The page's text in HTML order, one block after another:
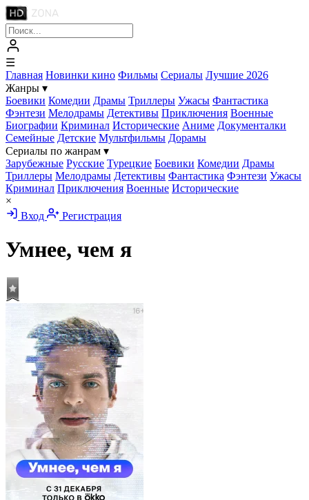
☰
Главная Новинки кино Фильмы Сериалы Лучшие 2026
Жанры ▾
Боевики Комедии Драмы Триллеры Ужасы Фантастика
Фэнтези Мелодрамы Детективы Приключения Военные
Биографии Криминал Исторические Аниме Документалки
Семейные Детские Мультфильмы Дорамы
Сериалы по жанрам ▾
Зарубежные Русские Турецкие Боевики Комедии Драмы
Триллеры Мелодрамы Детективы Фантастика Фэнтези Ужасы
Криминал Приключения Военные Исторические
×
Вход
Регистрация
Умнее, чем я